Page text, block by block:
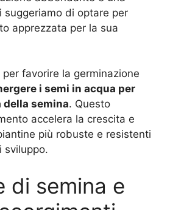
suggeriamo di optare per
apprezzata per la sua
favorire la germinazione
i semi in acqua per
della semina. Questo
accelera la crescita e
più robuste e resistenti
sviluppo.
di semina e